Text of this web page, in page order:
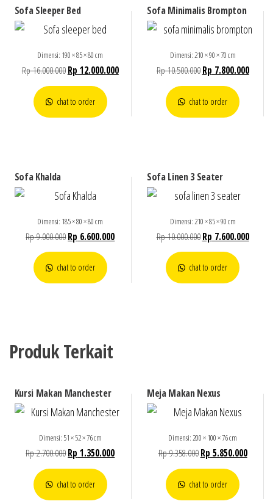
Sofa Sleeper Bed
Dimensi: 190 × 85 × 80 cm
Rp16.000.000Rp 12.000.000
chat to order
Sofa Minimalis Brompton
Dimensi: 210 × 90 × 70 cm
Rp10.500.000 Rp 7.800.000
chat to order
Sofa Khalda
Dimensi: 185 × 80 × 80 cm
Rp9.000.000Rp 6.600.000
chat to order
Sofa Linen 3 Seater
Dimensi: 210 × 85 × 90 cm
Rp10.000.000 Rp 7.600.000
chat to order
Produk Terkait
Kursi Makan Manchester
Dimensi: 51 × 52 × 76 cm
Rp2.700.000Rp 1.350.000
chat to order
Meja Makan Nexus
Dimensi: 200 × 100 × 76 cm
Rp9.358.000 Rp 5.850.000
chat to order